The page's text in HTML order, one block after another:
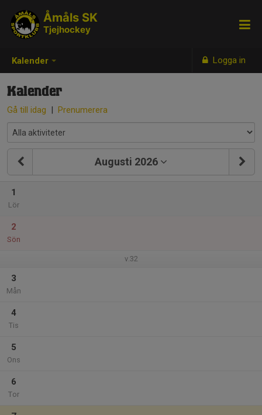
Kalender Logga in
Åmåls SK
Tjejhockey
Kalender
Gå till idag | Prenumerera
Augusti 2026
1
Lör
2
Sön
v.32
3
Mån
4
Tis
5
Ons
6
Tor